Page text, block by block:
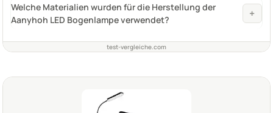
Welche Materialien wurden für die Herstellung der
Aanyhoh LED Bogenlampe verwendet?
+
test-vergleiche.com